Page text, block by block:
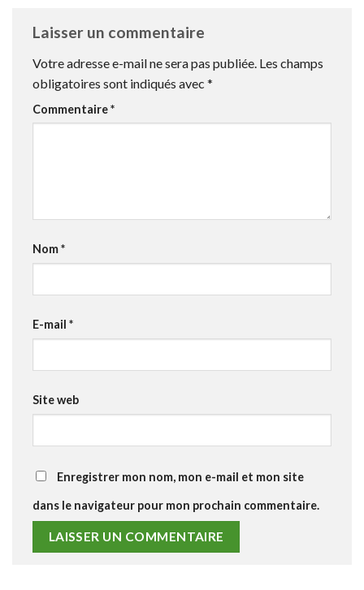
Laisser un commentaire
Votre adresse e-mail ne sera pas publiée. Les champs
obligatoires sont indiqués avec *
Commentaire*
Nom*
E-mail *
Site web
Enregistrer mon nom, mon e-mail et mon site
dans le navigateur pour mon prochain commentaire.